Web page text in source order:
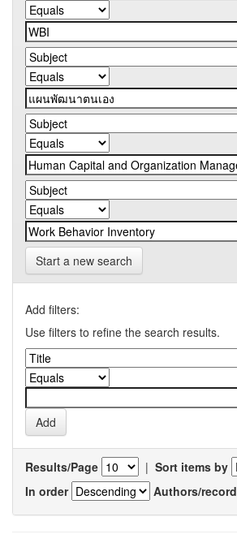
Start a new search
Add filters:
Use filters to refine the search results.
Results/Page | Sort items by
In order
Authors/record